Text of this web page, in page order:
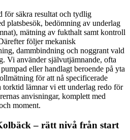
för säkra resultat och tydlig
platsbesök, bedömning av underlag
mätning av fukthalt samt kontroll
följer mekanisk
dammbindning och noggrant vald
Vi använder självutjämnande, ofta
eller handlagt beroende på yta
för att nå specificerade
torktid lämnar vi ett underlag redo för
anvisningar, komplett med
moment.
– rätt nivå från start